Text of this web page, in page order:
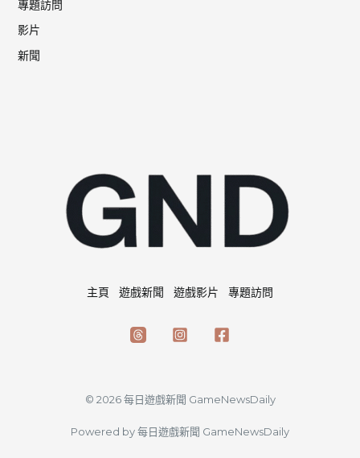
專題訪問
影片
新聞
主頁 遊戲新聞 遊戲影片 專題訪問
© 2026 每日遊戲新聞 GameNewsDaily
Powered by 每日遊戲新聞 GameNewsDaily